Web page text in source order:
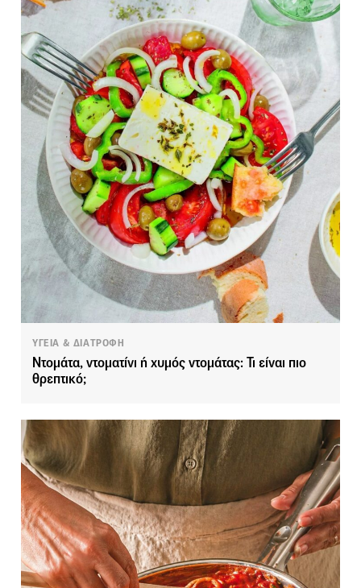
ΥΓΕΙΑ & ΔΙΑΤΡΟΦΗ
Ντομάτα, ντοματίνι ή χυμός ντομάτας: Τι είναι πιο
θρεπτικό;